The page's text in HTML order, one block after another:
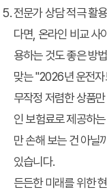
전문가 상담 적극 활용
다면, 온라인 비교 사
용하는 것도 좋은 방
맞는 "2026년 운전자
무작정 저렴한 상품
인 보험료로 제공하
만 손해 보는 건 아닐
있습니다.
든든한 미래를 위한